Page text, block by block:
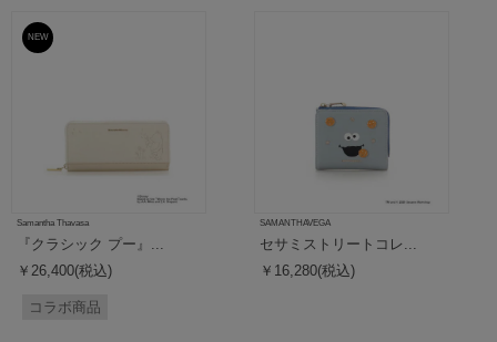
予約
NEW
Samantha Thavasa
『クラシック プー』...
￥26,400(税込)
コラボ商品
SAMANTHAVEGA
セサミストリートコレ...
￥16,280(税込)